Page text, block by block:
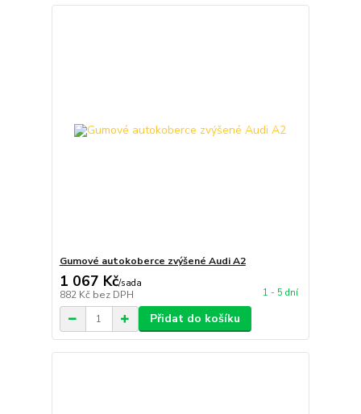
Gumové autokoberce zvýšené Audi A2
1 067 Kč/sada
882 Kč bez DPH 1 - 5 dní
Přidat do košíku